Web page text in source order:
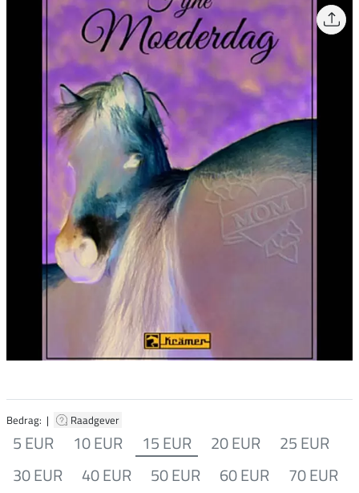
Bedrag: | Raadgever
5 EUR 10 EUR 15 EUR 20 EUR
25 EUR
30 EUR
40 EUR 50 EUR 60 EUR
70 EUR